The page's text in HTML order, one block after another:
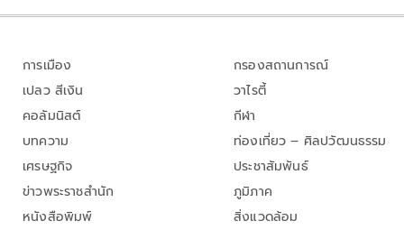
การเมือง
เปลว สีเงิน
คอลัมนิสต์
บทความ
เศรษฐกิจ
ข่าวพระราชสำนัก
หนังสือพิมพ์
กรองสถานการณ์
วาไรตี้
กีฬา
ท่องเที่ยว – ศิลปวัฒนธรรม
ประชาสัมพันธ์
ภูมิภาค
สิ่งแวดล้อม